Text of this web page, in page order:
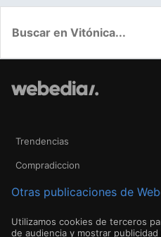
Trendencias
Compradiccion
Otras publicaciones de
Utilizamos cookies de terceros
de audiencia y mostrar publicidad